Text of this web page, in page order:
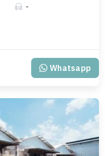
-
Whatsapp